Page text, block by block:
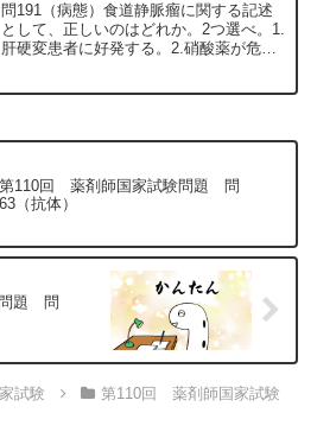
問191（病態）食道静脈瘤に関する記述
として、正しいのはどれか。2つ選べ。1.
肝硬変患者に好発する。2.硝酸薬が危険
第110回 薬剤師国家試験問題 問
63（抗体）
題 問
試験
第110回 薬剤師国家試験